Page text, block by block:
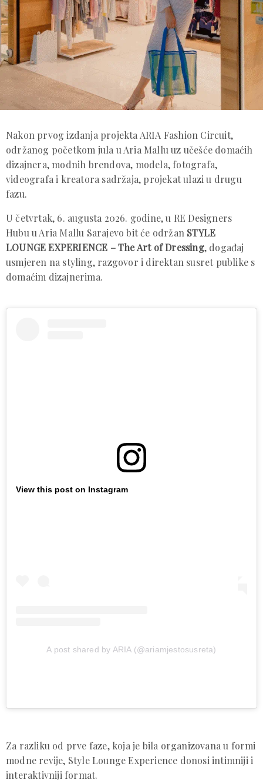
Nakon prvog izdanja projekta ARIA Fashion Circuit,
održanog početkom jula u Aria Mallu uz učešće domaćih
dizajnera, modnih brendova, modela, fotografa,
videografa i kreatora sadržaja, projekat ulazi u drugu
fazu.
U četvrtak, 6. augusta 2026. godine, u RE Designers
Hubu u Aria Mallu Sarajevo bit će održan STYLE
LOUNGE EXPERIENCE – The Art of Dressing, događaj
usmjeren na styling, razgovor i direktan susret publike s
domaćim dizajnerima.
View this post on Instagram
A post shared by ARIA (@ariamjestosusreta)
Za razliku od prve faze, koja je bila organizovana u formi
modne revije, Style Lounge Experience donosi intimniji i
interaktivniji format.